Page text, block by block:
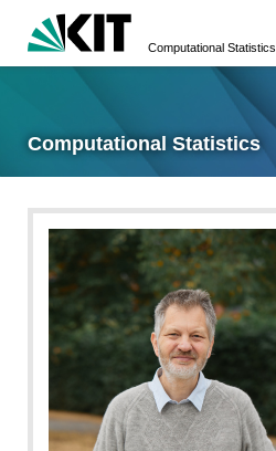
Computational Statistics
Computational Statistics